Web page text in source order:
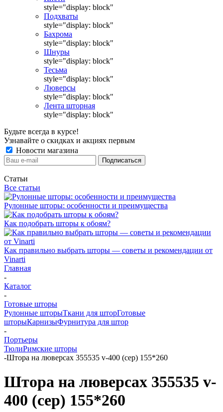
style="display: block"
Подхваты
style="display: block"
Бахрома
style="display: block"
Шнуры
style="display: block"
Тесьма
style="display: block"
Люверсы
style="display: block"
Лента шторная
style="display: block"
Будьте всегда в курсе!
Узнавайте о скидках и акциях первым
Новости магазина
Статьи
Все статьи
Рулонные шторы: особенности и преимущества
Как подобрать шторы к обоям?
Как правильно выбрать шторы — советы и рекомендации от
Vinarti
Главная
-
Каталог
-
Готовые шторы
Рулонные шторыТкани для шторГотовые
шторыКарнизыФурнитура для штор
-
Портьеры
ТюлиРимские шторы
-Штора на люверсах 355535 v-400 (сер) 155*260
Штора на люверсах 355535 v-
400 (сер) 155*260